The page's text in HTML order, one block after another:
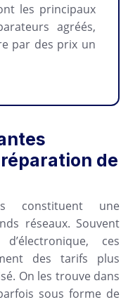
les principaux
agréés,
par des prix un
de
constituent une
réseaux. Souvent
ces
des tarifs plus
On les trouve dans
sous forme de